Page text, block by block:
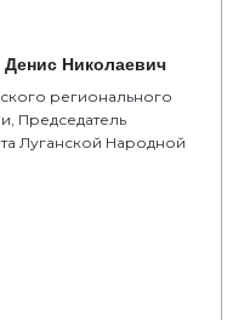
Николаевич
регионального
Председатель
Луганской Народной